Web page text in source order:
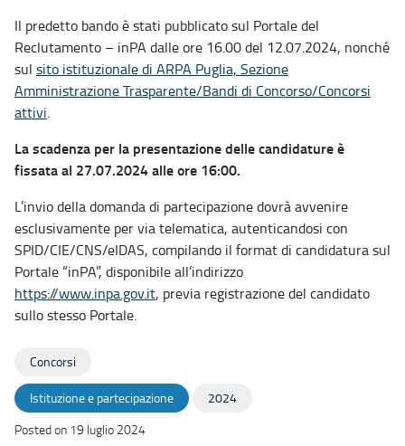
Il predetto bando è stati pubblicato sul Portale del
Reclutamento – inPA dalle ore 16.00 del 12.07.2024, nonché
sul sito istituzionale di ARPA Puglia, Sezione
Amministrazione Trasparente/Bandi di Concorso/Concorsi
attivi.
La scadenza per la presentazione delle candidature è
fissata al 27.07.2024 alle ore 16:00.
L’invio della domanda di partecipazione dovrà avvenire
esclusivamente per via telematica, autenticandosi con
SPID/CIE/CNS/eIDAS, compilando il format di candidatura sul
Portale “inPA”, disponibile all’indirizzo
https://www.inpa.gov.it, previa registrazione del candidato
sullo stesso Portale.
Concorsi
Istituzione e partecipazione
2024
Posted on 19 luglio 2024